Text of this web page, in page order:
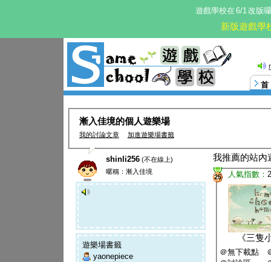
遊戲學校在 6/1改版
新版遊戲學
這
漸入佳境的個人遊樂場
我的討論文章 加進遊樂場書籤
shinli256 (不在線上)
暱稱：漸入佳境
遊樂場書籤
yaonepiece
我推薦的站內
25 人氣指數：
《三隻
＠無下載點